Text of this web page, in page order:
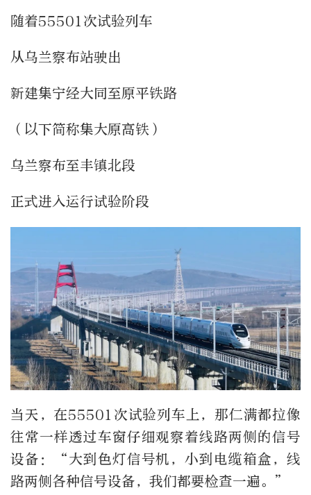
随着55501次试验列车
从乌兰察布站驶出
新建集宁经大同至原平铁路
（以下简称集大原高铁）
乌兰察布至丰镇北段
正式进入运行试验阶段
当天，在55501次试验列车上，那仁满都拉像
往常一样透过车窗仔细观察着线路两侧的信号
设备：“大到色灯信号机，小到电缆箱盒，线
路两侧各种信号设备，我们都要检查一遍。”